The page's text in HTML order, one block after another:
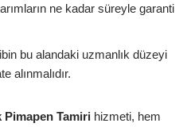
ne kadar süreyle garanti
bu alandaki uzmanlık düzeyi
alınmalıdır.
Pimapen Tamiri hizmeti, hem